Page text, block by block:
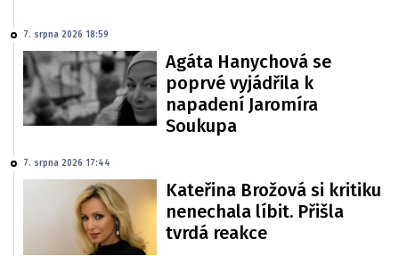
7. srpna 2026 18:59
Agáta Hanychová se
poprvé vyjádřila k
napadení Jaromíra
Soukupa
7. srpna 2026 17:44
Kateřina Brožová si kritiku
nenechala líbit. Přišla
tvrdá reakce